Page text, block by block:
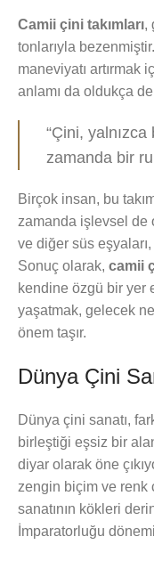
Camii çini takımları,
tonlarıyla
maneviyatı artırmak
anlamı da oldukça
“Çini,
zamanda bir
Birçok insan, bu
zamanda işlevsel de
ve diğer süs
Sonuç olarak, camii
kendine özgü bir yer
yaşatmak, gelecek
önem taşır.
Dünya Çini
Dünya çini sanatı,
birleştiği eşsiz bir
diyar olarak öne
zengin biçim ve renk
sanatının kökleri
İmparatorluğu